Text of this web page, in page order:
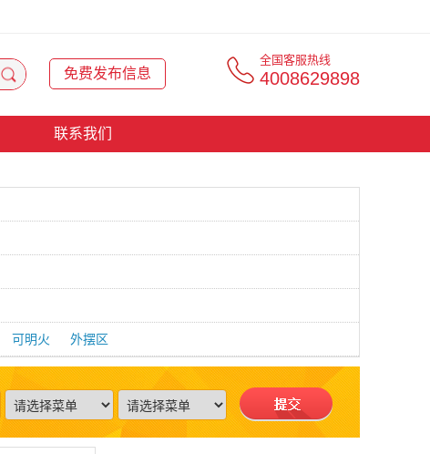
免费发布信息
全国客服热线
4008629898
联系我们
可明火 外摆区